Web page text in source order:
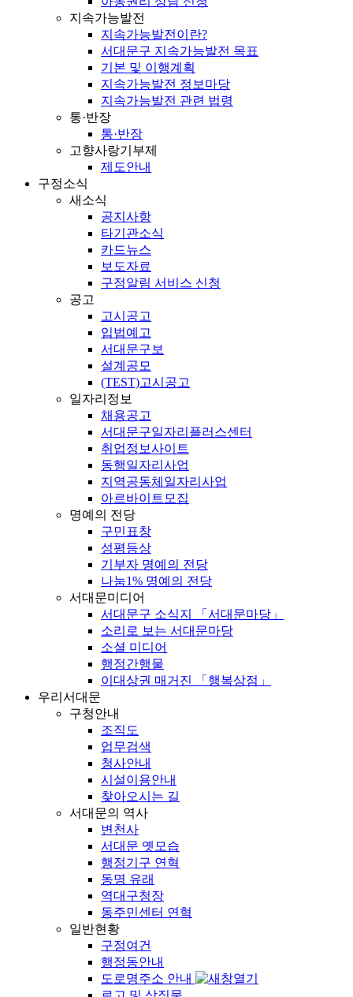
지속가능발전
지속가능발전이란?
서대문구 지속가능발전 목표
기본 및 이행계획
지속가능발전 정보마당
지속가능발전 관련 법령
통·반장
통·반장
고향사랑기부제
제도안내
구정소식
새소식
공지사항
타기관소식
카드뉴스
보도자료
구정알림 서비스 신청
공고
고시공고
입법예고
서대문구보
설계공모
(TEST)고시공고
일자리정보
채용공고
서대문구일자리플러스센터
취업정보사이트
동행일자리사업
지역공동체일자리사업
아르바이트모집
명예의 전당
구민표창
성평등상
기부자 명예의 전당
나눔1% 명예의 전당
서대문미디어
서대문구 소식지 「서대문마당」
소리로 보는 서대문마당
소셜 미디어
행정간행물
이대상권 매거진 「행복상점」
우리서대문
구청안내
조직도
업무검색
청사안내
시설이용안내
찾아오시는 길
서대문의 역사
변천사
서대문 옛모습
행정기구 연혁
동명 유래
역대구청장
동주민센터 연혁
일반현황
구정여건
행정동안내
도로명주소 안내